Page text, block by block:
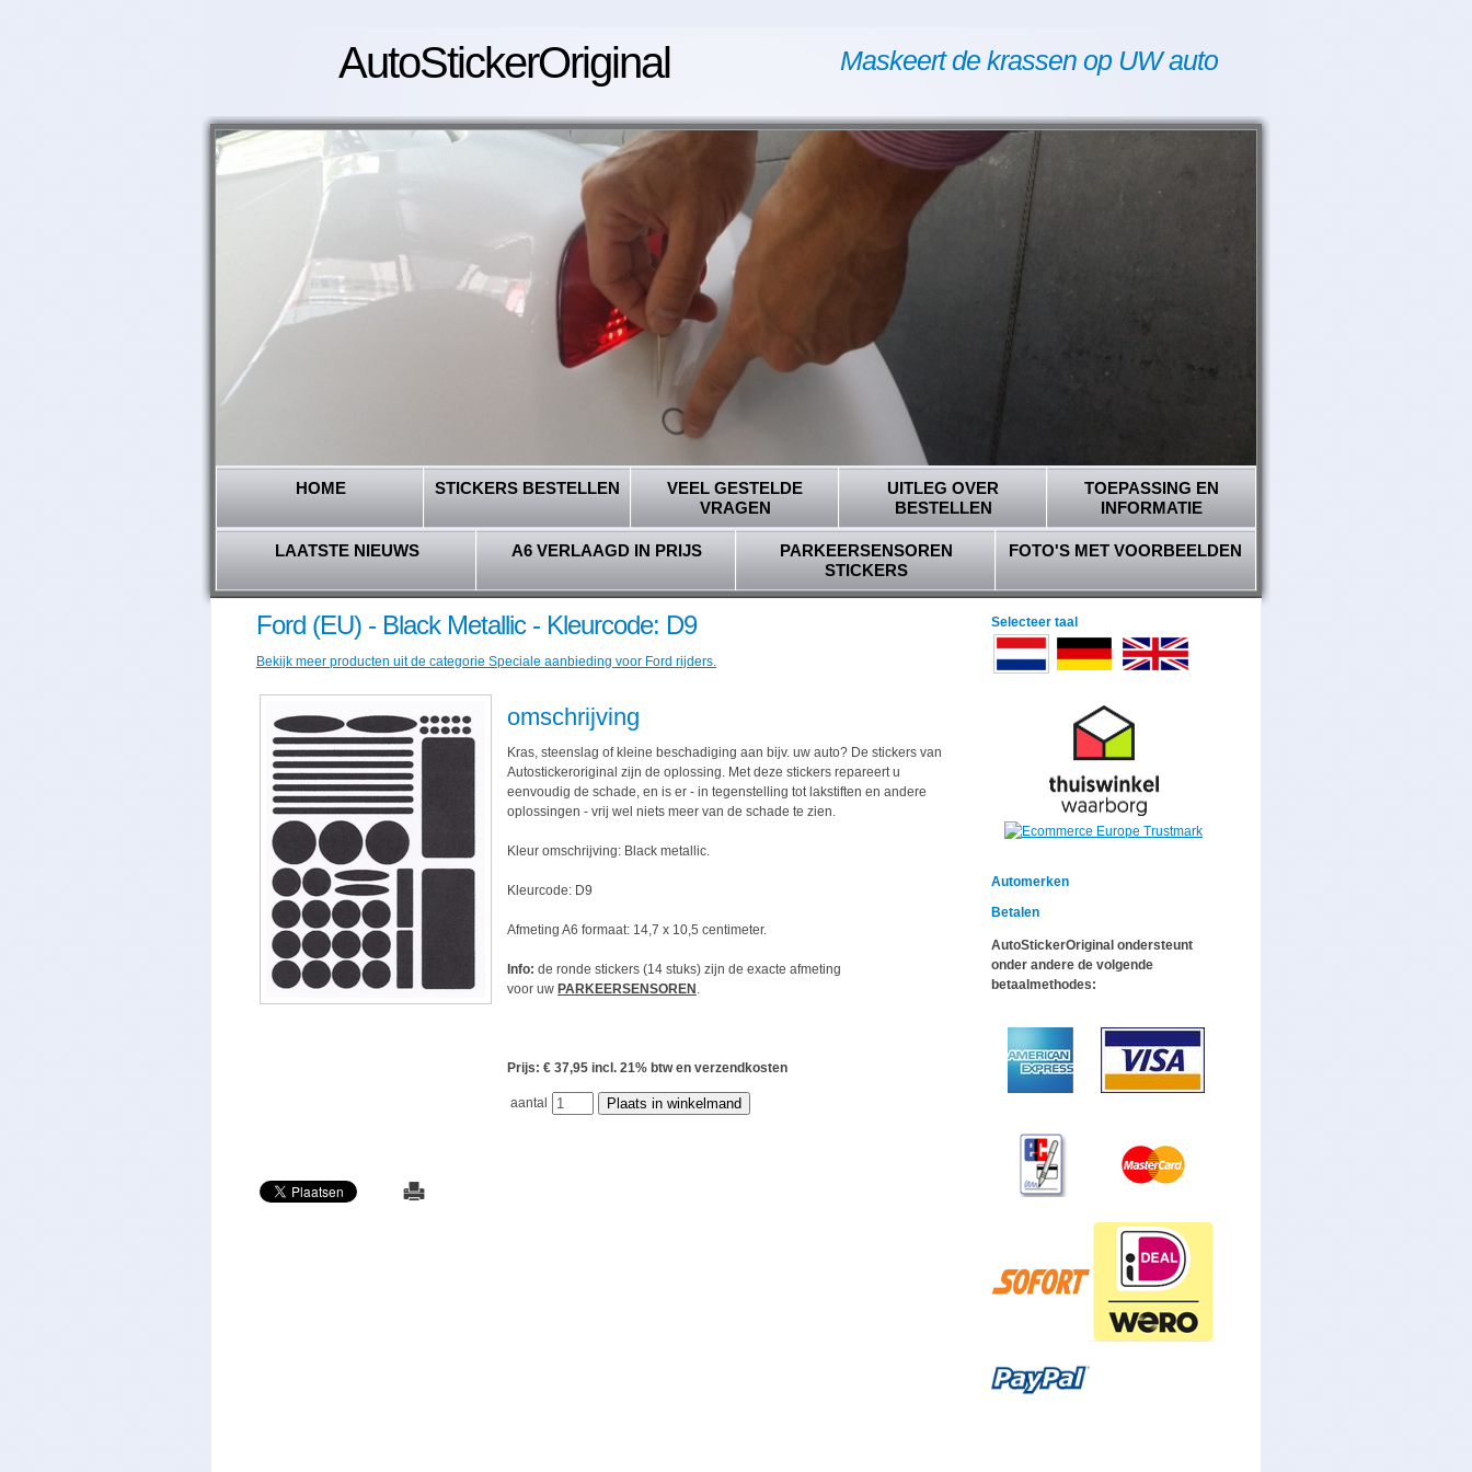
AutoStickerOriginal Maskeert de krassen op UW auto
HOME STICKERS BESTELLEN
VEEL GESTELDE
VRAGEN
UITLEG OVER
BESTELLEN
TOEPASSING EN
INFORMATIE
LAATSTE NIEUWS A6 VERLAAGD IN PRIJS
PARKEERSENSOREN
STICKERS
FOTO'S MET VOORBEELDEN
Ford (EU) - Black Metallic - Kleurcode: D9
Bekijk meer producten uit de categorie Speciale aanbieding voor Ford rijders.
omschrijving
Kras, steenslag of kleine beschadiging aan bijv. uw auto? De stickers van
Autostickeroriginal zijn de oplossing. Met deze stickers repareert u
eenvoudig de schade, en is er - in tegenstelling tot lakstiften en andere
oplossingen - vrij wel niets meer van de schade te zien.
Kleur omschrijving: Black metallic.
Kleurcode: D9
Afmeting A6 formaat: 14,7 x 10,5 centimeter.
Info: de ronde stickers (14 stuks) zijn de exacte afmeting
voor uw PARKEERSENSOREN .
Prijs: € 37,95 incl. 21% btw en verzendkosten
aantal
Selecteer taal
Automerken
Betalen
AutoStickerOriginal ondersteunt
onder andere de volgende
betaalmethodes: